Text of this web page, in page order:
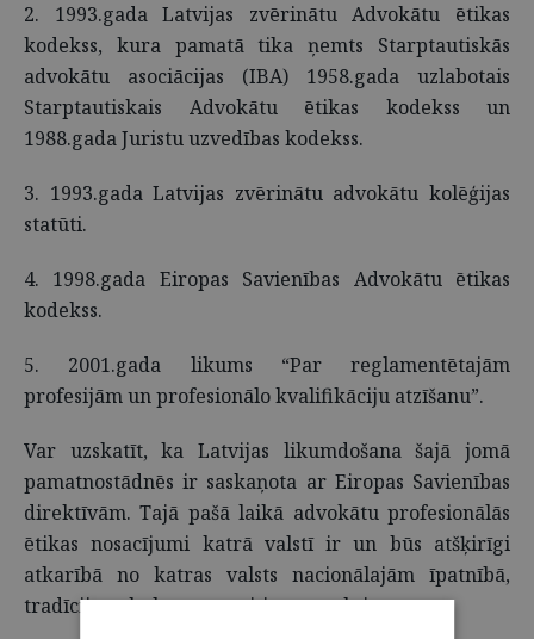
2. 1993.gada Latvijas zvērinātu Advokātu ētikas
kodekss, kura pamatā tika ņemts Starptautiskās
advokātu asociācijas (IBA) 1958.gada uzlabotais
Starptautiskais Advokātu ētikas kodekss un
1988.gada Juristu uzvedības kodekss.
3. 1993.gada Latvijas zvērinātu advokātu kolēģijas
statūti.
4. 1998.gada Eiropas Savienības Advokātu ētikas
kodekss.
5. 2001.gada likums “Par reglamentētajām
profesijām un profesionālo kvalifikāciju atzīšanu”.
Var uzskatīt, ka Latvijas likumdošana šajā jomā
pamatnostādnēs ir saskaņota ar Eiropas Savienības
direktīvām. Tajā pašā laikā advokātu profesionālās
ētikas nosacījumi katrā valstī ir un būs atšķirīgi
atkarībā no katras valsts nacionālajām īpatnībā,
tradīcijām, kultūras un citiem aspektiem.